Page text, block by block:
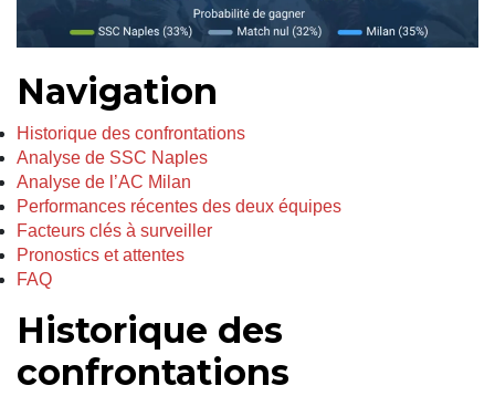
Navigation
Historique des confrontations
Analyse de SSC Naples
Analyse de l’AC Milan
Performances récentes des deux équipes
Facteurs clés à surveiller
Pronostics et attentes
FAQ
Historique des
confrontations